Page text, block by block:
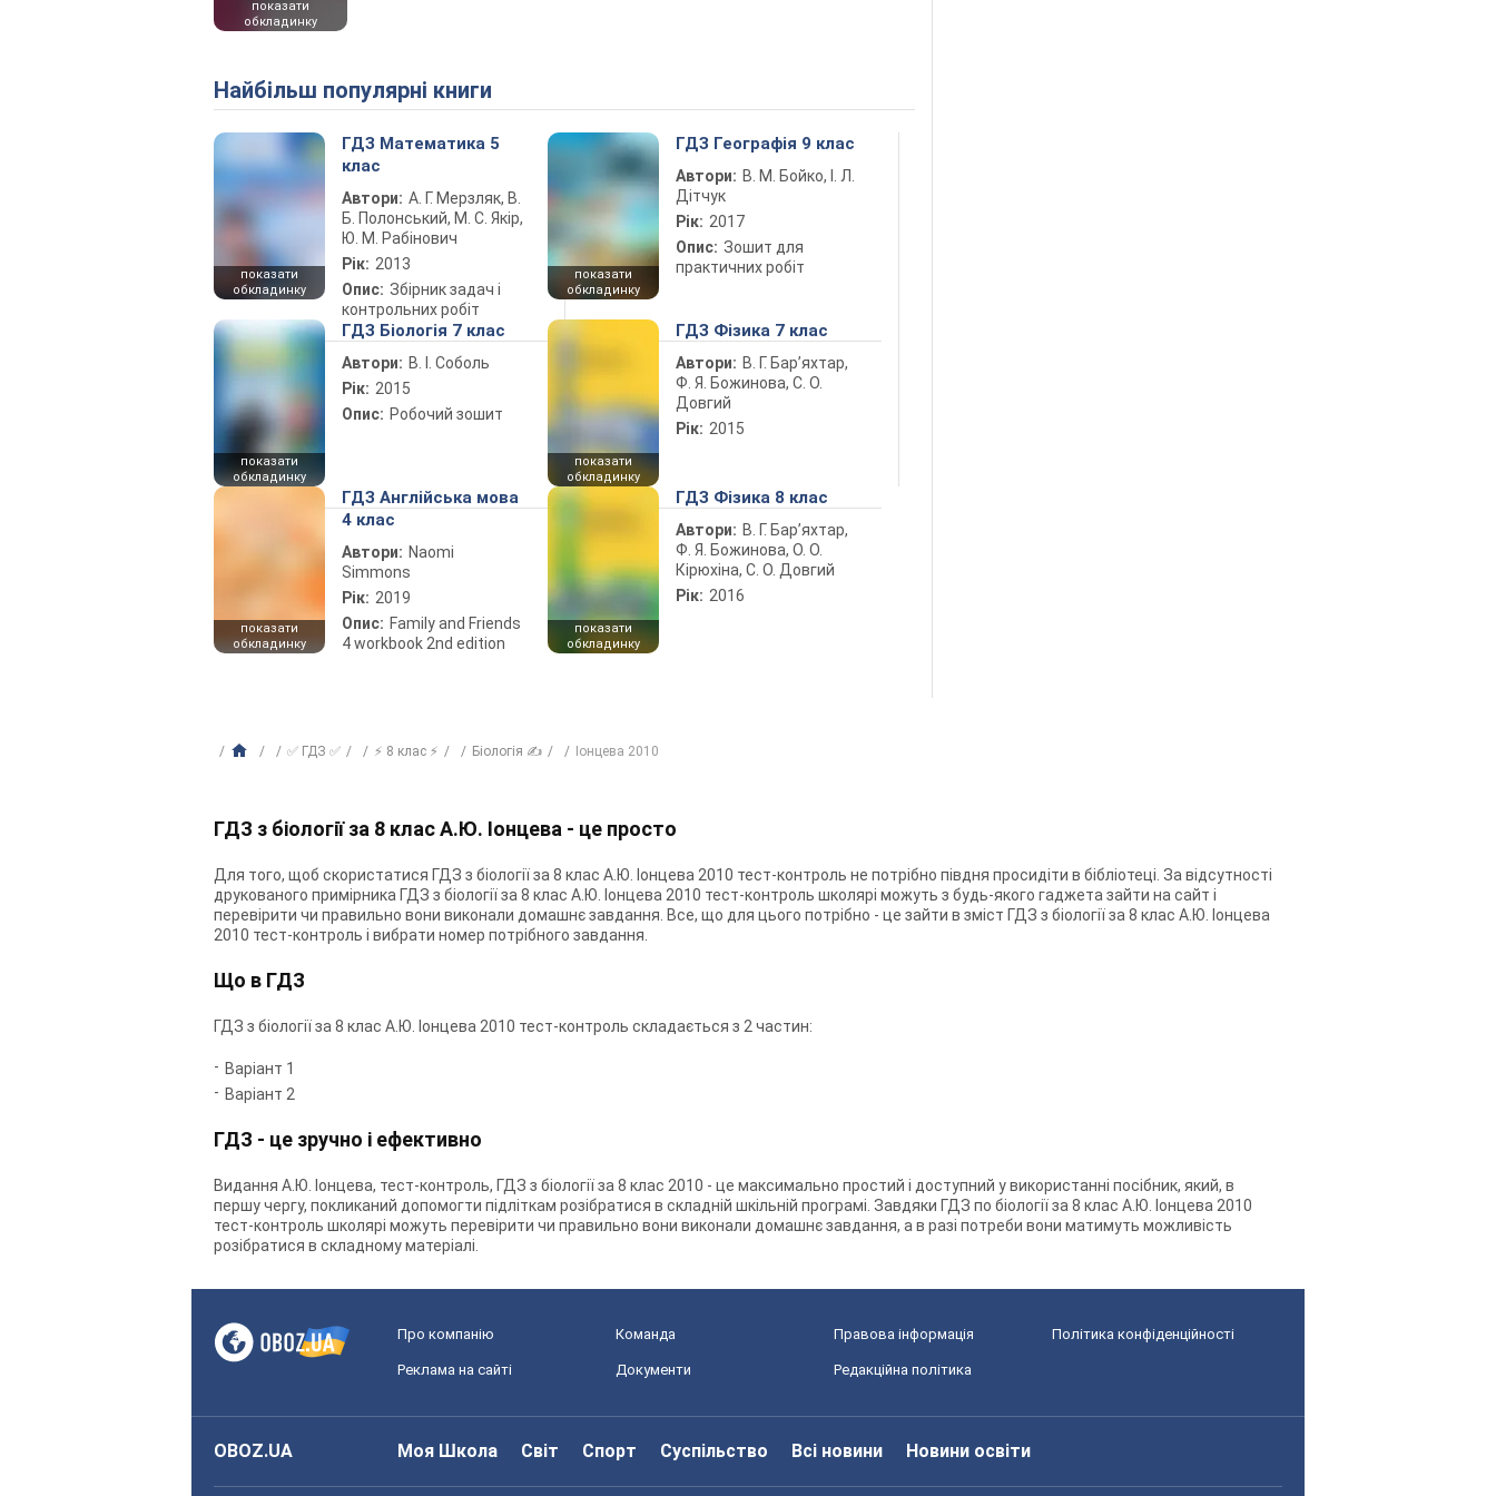
показати
обкладинку
Найбільш популярні книги
показати
обкладинку
ГДЗ Математика 5
клас
Автори: А. Г. Мерзляк, В.
Б. Полонський, М. С. Якір,
Ю. М. Рабінович
Рік: 2013
Опис: Збірник задач і
контрольних робіт
показати
обкладинку
ГДЗ Географія 9 клас
Автори: В. М. Бойко, І. Л.
Дітчук
Рік: 2017
Опис: Зошит для
практичних робіт
показати
обкладинку
ГДЗ Біологія 7 клас
Автори: В. І. Соболь
Рік: 2015
Опис: Робочий зошит
показати
обкладинку
ГДЗ Фізика 7 клас
Автори: В. Г. Бар’яхтар,
Ф. Я. Божинова, С. О.
Довгий
Рік: 2015
показати
обкладинку
ГДЗ Англійська мова
4 клас
Автори: Naomi
Simmons
Рік: 2019
Опис: Family and Friends
4 workbook 2nd edition
показати
обкладинку
ГДЗ Фізика 8 клас
Автори: В. Г. Бар’яхтар,
Ф. Я. Божинова, О. О.
Кірюхіна, С. О. Довгий
Рік: 2016
✅ ГДЗ ✅ ⚡ 8 клас ⚡ Біологія ✍ Іонцева 2010
ГДЗ з біології за 8 клас А.Ю. Іонцева - це просто
Для того, щоб скористатися ГДЗ з біології за 8 клас А.Ю. Іонцева 2010 тест-контроль не потрібно півдня просидіти в бібліотеці. За відсутності
друкованого примірника ГДЗ з біології за 8 клас А.Ю. Іонцева 2010 тест-контроль школярі можуть з будь-якого гаджета зайти на сайт і
перевірити чи правильно вони виконали домашнє завдання. Все, що для цього потрібно - це зайти в зміст ГДЗ з біології за 8 клас А.Ю. Іонцева
2010 тест-контроль і вибрати номер потрібного завдання.
Що в ГДЗ
ГДЗ з біології за 8 клас А.Ю. Іонцева 2010 тест-контроль складається з 2 частин:
Варіант 1
Варіант 2
ГДЗ - це зручно і ефективно
Видання А.Ю. Іонцева, тест-контроль, ГДЗ з біології за 8 клас 2010 - це максимально простий і доступний у використанні посібник, який, в
першу чергу, покликаний допомогти підліткам розібратися в складній шкільній програмі. Завдяки ГДЗ по біології за 8 клас А.Ю. Іонцева 2010
тест-контроль школярі можуть перевірити чи правильно вони виконали домашнє завдання, а в разі потреби вони матимуть можливість
розібратися в складному матеріалі.
Про компанію Команда Правова інформація Політика конфіденційності
Реклама на сайті Документи Редакційна політика
OBOZ.UA Моя Школа Світ Спорт Суспільство Всі новини Новини освіти